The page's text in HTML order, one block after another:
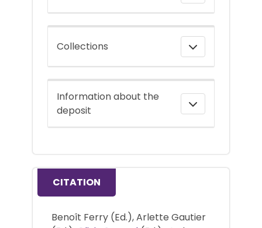
Collections
Information about the
deposit
CITATION
Benoît Ferry (Ed.), Arlette Gautier